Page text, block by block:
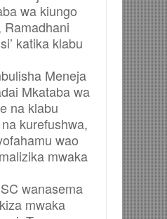
wa kiungo
Ramadhani
katika klabu
Meneja
Mkataba wa
na klabu
kurefushwa,
wao
mwaka
wanasema
mwaka